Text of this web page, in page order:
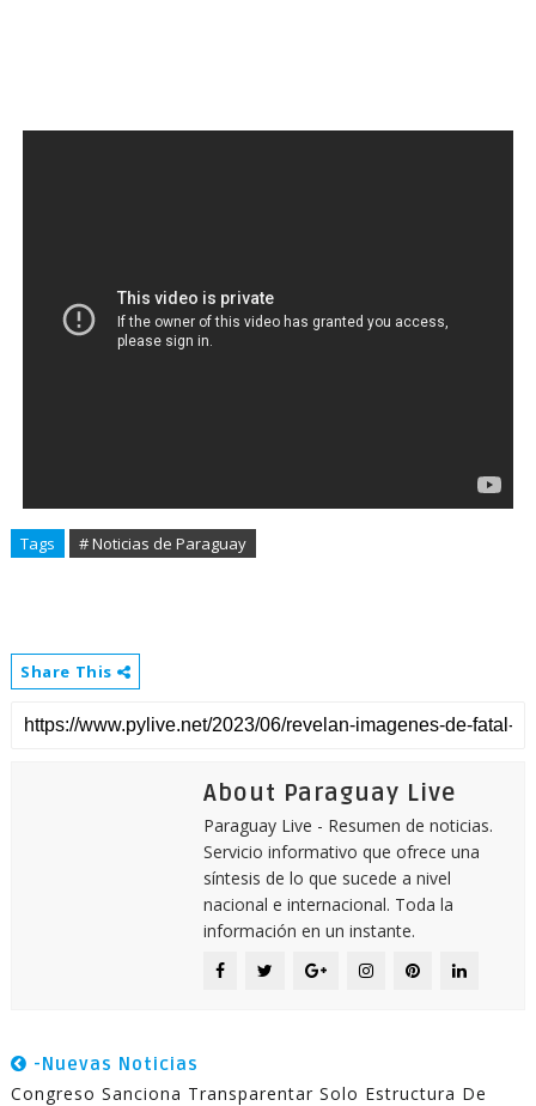
Tags # Noticias de Paraguay
Share This
About Paraguay Live
Paraguay Live - Resumen de noticias.
Servicio informativo que ofrece una
síntesis de lo que sucede a nivel
nacional e internacional. Toda la
información en un instante.
-Nuevas Noticias
Congreso Sanciona Transparentar Solo Estructura De